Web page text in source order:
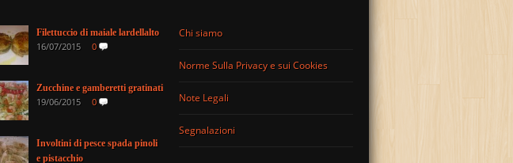
Filettuccio di maiale lardellalto
16/07/2015 0
Zucchine e gamberetti gratinati
19/06/2015 0
Involtini di pesce spada pinoli
e pistacchio
Chi siamo
Norme Sulla Privacy e sui Cookies
Note Legali
Segnalazioni